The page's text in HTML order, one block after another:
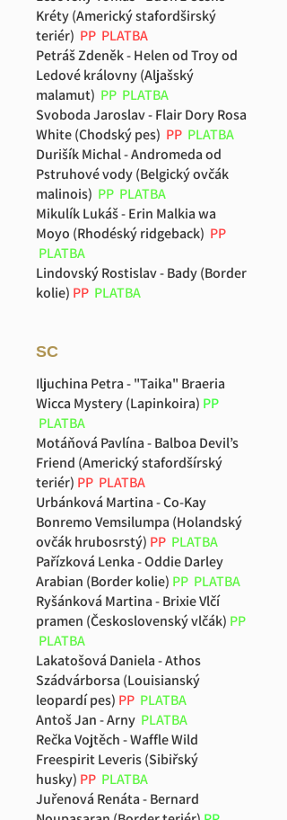
Kréty (Americký stafordširský
teriér) PP PLATBA
Petráš Zdeněk - Helen od Troy od
Ledové královny (Aljašský
malamut) PP PLATBA
Svoboda Jaroslav - Flair Dory Rosa
White (Chodský pes) PP PLATBA
Durišík Michal - Andromeda od
Pstruhové vody (Belgický ovčák
malinois) PP PLATBA
Mikulík Lukáš - Erin Malkia wa
Moyo (Rhodéský ridgeback) PP
PLATBA
Lindovský Rostislav - Bady (Border
kolie) PP PLATBA
SC
Iljuchina Petra - "Taika" Braeria
Wicca Mystery (Lapinkoira) PP
PLATBA
Motáňová Pavlína - Balboa Devil’s
Friend (Americký stafordšírský
teriér) PP PLATBA
Urbánková Martina - Co-Kay
Bonremo Vemsilumpa (Holandský
ovčák hrubosrstý) PP PLATBA
Pařízková Lenka - Oddie Darley
Arabian (Border kolie) PP PLATBA
Ryšánková Martina - Brixie Vlčí
pramen (Československý vlčák) PP
PLATBA
Lakatošová Daniela - Athos
Szádvárborsa (Louisianský
leopardí pes) PP PLATBA
Antoš Jan - Arny PLATBA
Rečka Vojtěch - Waffle Wild
Freespirit Leveris (Sibiřský
husky) PP PLATBA
Juřenová Renáta - Bernard